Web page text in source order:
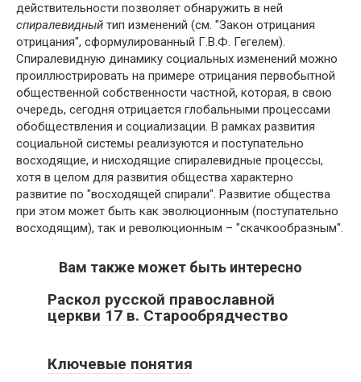
действительности позволяет обнаружить в ней
спиралевидный тип изменений (см. "Закон отрицания
отрицания", сформулированный Г.В.Ф. Гегелем).
Спиралевидную динамику социальных изменений можно
проиллюстрировать на примере отрицания первобытной
общественной собственности частной, которая, в свою
очередь, сегодня отрицается глобальными процессами
обобществления и социализации. В рамках развития
социальной системы реализуются и поступательно
восходящие, и нисходящие спиралевидные процессы,
хотя в целом для развития общества характерно
развитие по "восходящей спирали". Развитие общества
при этом может быть как эволюционным (поступательно
восходящим), так и революционным – "скачкообразным".
Вам также может быть интересно
Раскол русской православной
церкви 17 в. Старообрядчество
Ключевые понятия